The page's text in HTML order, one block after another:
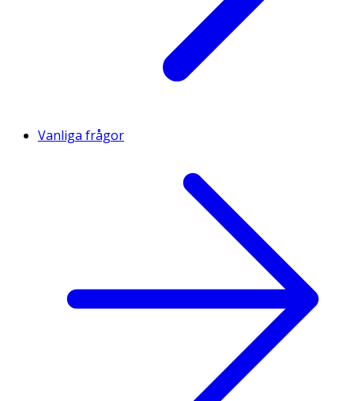
Vanliga frågor